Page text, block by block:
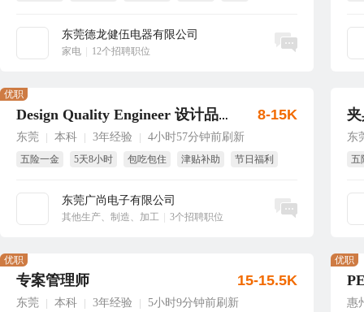
东莞德龙健伍电器有限公司
家电 12个招聘职位
立即沟通
Design Quality Engineer 设计品质工程师
东莞 本科 3年经验 4小时57分钟前刷新
五险一金 5天8小时 包吃包住 津贴补助
节日福利
东莞广尚电子有限公司
其他生产、制造、加工 3个招聘职位
优职
8-15K
立即沟通
东
五
专案管理师
东莞 本科 3年经验 5小时9分钟前刷新
优职
15-15.5K
惠
优职